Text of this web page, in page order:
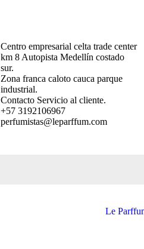
Centro empresarial celta trade center
km 8 Autopista Medellín costado
sur.
Zona franca caloto cauca parque
industrial.
Contacto Servicio al cliente.
+57 3192106967
perfumistas@leparffum.com
Le